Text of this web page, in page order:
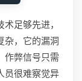
足够先进，
杂，它的漏洞
作弊信号只需
员很难察觉异